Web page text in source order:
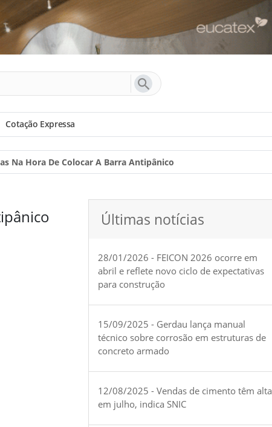
Cotação Expressa
Na Hora De Colocar A Barra Antipânico
Últimas notícias
28/01/2026 - FEICON 2026 ocorre em
abril e reflete novo ciclo de expectativas
para construção
15/09/2025 - Gerdau lança manual
técnico sobre corrosão em estruturas de
concreto armado
12/08/2025 - Vendas de cimento têm alta
em julho, indica SNIC